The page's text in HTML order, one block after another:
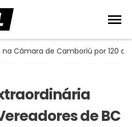
de Camboriú por 120 dias
de BC